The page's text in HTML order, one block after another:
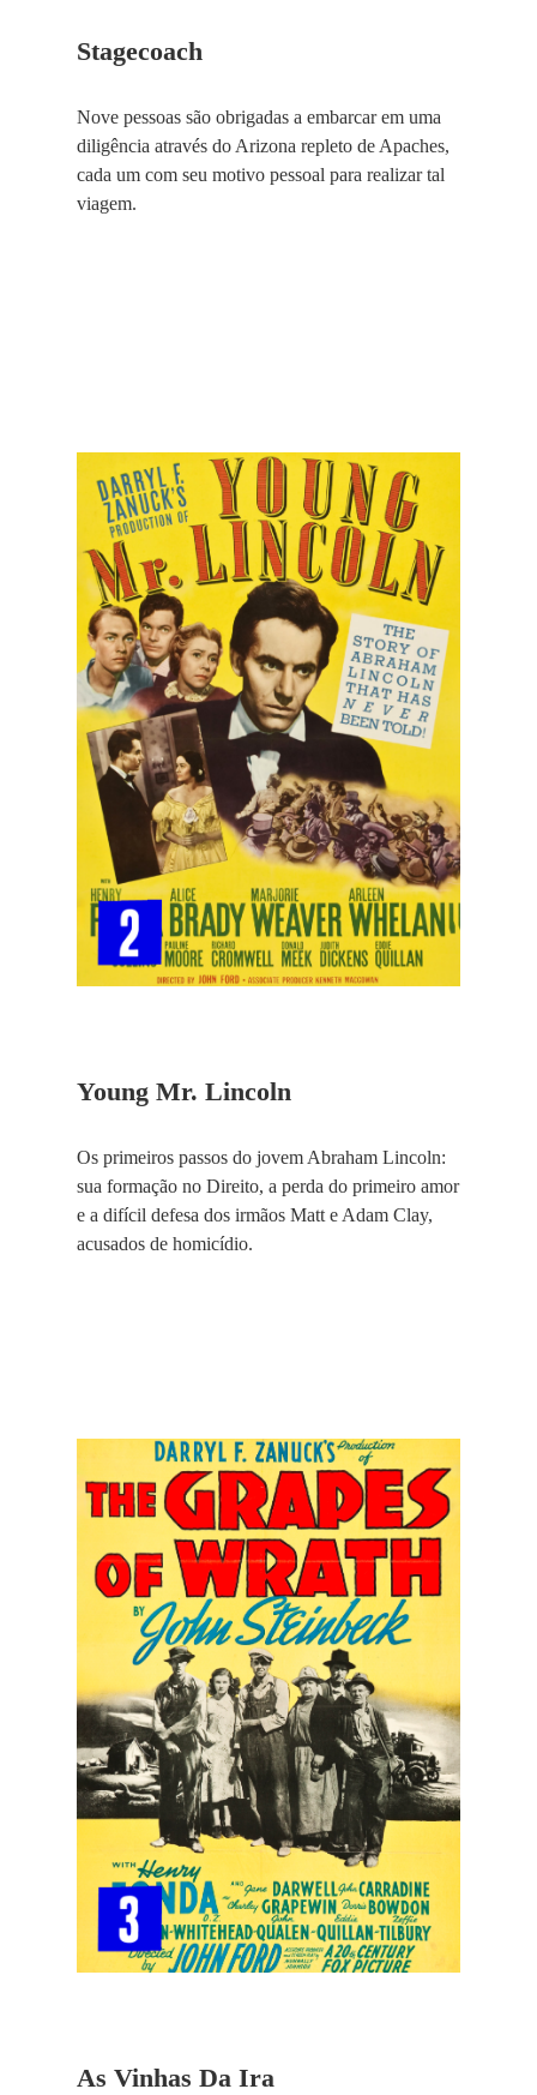
Stagecoach
Nove pessoas são obrigadas a embarcar em uma
diligência através do Arizona repleto de Apaches,
cada um com seu motivo pessoal para realizar tal
viagem.
Young Mr. Lincoln
Os primeiros passos do jovem Abraham Lincoln:
sua formação no Direito, a perda do primeiro amor
e a difícil defesa dos irmãos Matt e Adam Clay,
acusados de homicídio.
As Vinhas Da Ira